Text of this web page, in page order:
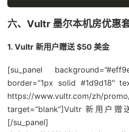
移
动
合
市
联
通
5 5 0%
15
223.120.2.86 171.82 ms
17
ms
20
221.183 .71.74 182.57 ms
21
*
22
  ns6
.gd.cnmobile.net (
六、Vultr 墨尔本机房优惠
1. Vultr 新用户赠送 $50 美金
[su_panel
border=”1px solid #1d9d18″
https://www.vultr.com/zh/
target=”blank”]Vultr 新用户
[/su_panel]